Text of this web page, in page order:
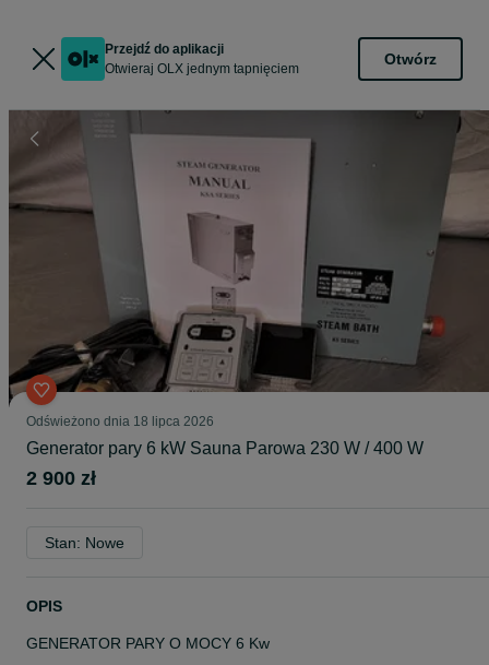
Przejdź do aplikacji
Otwieraj OLX jednym tapnięciem
Otwórz
Odświeżono dnia 18 lipca 2026
Generator pary 6 kW Sauna Parowa 230 W / 400 W
2 900 zł
Stan: Nowe
OPIS
GENERATOR PARY O MOCY 6 Kw